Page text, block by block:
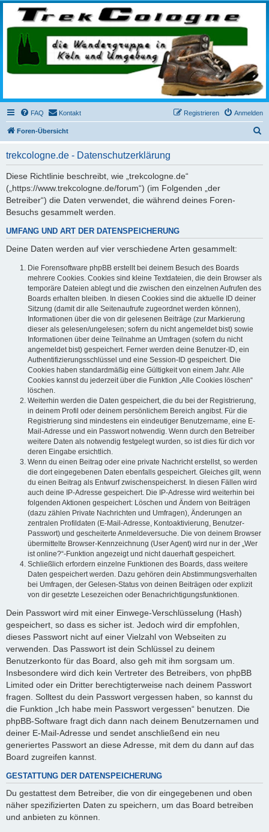
trekcologne.de
Wanderungen rund um Köln
FAQ Kontakt Anmelden
Registrieren
Foren-Übersicht
trekcologne.de - Datenschutzerklärung
Diese Richtlinie beschreibt, wie „trekcologne.de“
(„https://www.trekcologne.de/forum“) (im Folgenden „der
Betreiber“) die Daten verwendet, die während deines Foren-
Besuchs gesammelt werden.
UMFANG UND ART DER DATENSPEICHERUNG
Deine Daten werden auf vier verschiedene Arten gesammelt:
Die Forensoftware phpBB erstellt bei deinem Besuch des Boards
mehrere Cookies. Cookies sind kleine Textdateien, die dein Browser als
temporäre Dateien ablegt und die zwischen den einzelnen Aufrufen des
Boards erhalten bleiben. In diesen Cookies sind die aktuelle ID deiner
Sitzung (damit dir alle Seitenaufrufe zugeordnet werden können),
Informationen über die von dir gelesenen Beiträge (zur Markierung
dieser als gelesen/ungelesen; sofern du nicht angemeldet bist) sowie
Informationen über deine Teilnahme an Umfragen (sofern du nicht
angemeldet bist) gespeichert. Ferner werden deine Benutzer-ID, ein
Authentifizierungsschlüssel und eine Session-ID gespeichert. Die
Cookies haben standardmäßig eine Gültigkeit von einem Jahr. Alle
Cookies kannst du jederzeit über die Funktion „Alle Cookies löschen“
löschen.
Weiterhin werden die Daten gespeichert, die du bei der Registrierung,
in deinem Profil oder deinem persönlichem Bereich angibst. Für die
Registrierung sind mindestens ein eindeutiger Benutzername, eine E-
Mail-Adresse und ein Passwort notwendig. Wenn durch den Betreiber
weitere Daten als notwendig festgelegt wurden, so ist dies für dich vor
deren Eingabe ersichtlich.
Wenn du einen Beitrag oder eine private Nachricht erstellst, so werden
die dort eingegebenen Daten ebenfalls gespeichert. Gleiches gilt, wenn
du einen Beitrag als Entwurf zwischenspeicherst. In diesen Fällen wird
auch deine IP-Adresse gespeichert. Die IP-Adresse wird weiterhin bei
folgenden Aktionen gespeichert: Löschen und Ändern von Beiträgen
(dazu zählen Private Nachrichten und Umfragen), Änderungen an
zentralen Profildaten (E-Mail-Adresse, Kontoaktivierung, Benutzer-
Passwort) und gescheiterte Anmeldeversuche. Die von deinem Browser
übermittelte Browser-Kennzeichnung (User Agent) wird nur in der „Wer
ist online?“-Funktion angezeigt und nicht dauerhaft gespeichert.
Schließlich erfordern einzelne Funktionen des Boards, dass weitere
Daten gespeichert werden. Dazu gehören dein Abstimmungsverhalten
bei Umfragen, der Gelesen-Status von deinen Beiträgen oder explizit
von dir gesetzte Lesezeichen oder Benachrichtigungsfunktionen.
Dein Passwort wird mit einer Einwege-Verschlüsselung (Hash)
gespeichert, so dass es sicher ist. Jedoch wird dir empfohlen,
dieses Passwort nicht auf einer Vielzahl von Webseiten zu
verwenden. Das Passwort ist dein Schlüssel zu deinem
Benutzerkonto für das Board, also geh mit ihm sorgsam um.
Insbesondere wird dich kein Vertreter des Betreibers, von phpBB
Limited oder ein Dritter berechtigterweise nach deinem Passwort
fragen. Solltest du dein Passwort vergessen haben, so kannst du
die Funktion „Ich habe mein Passwort vergessen“ benutzen. Die
phpBB-Software fragt dich dann nach deinem Benutzernamen und
deiner E-Mail-Adresse und sendet anschließend ein neu
generiertes Passwort an diese Adresse, mit dem du dann auf das
Board zugreifen kannst.
GESTATTUNG DER DATENSPEICHERUNG
Du gestattest dem Betreiber, die von dir eingegebenen und oben
näher spezifizierten Daten zu speichern, um das Board betreiben
und anbieten zu können.